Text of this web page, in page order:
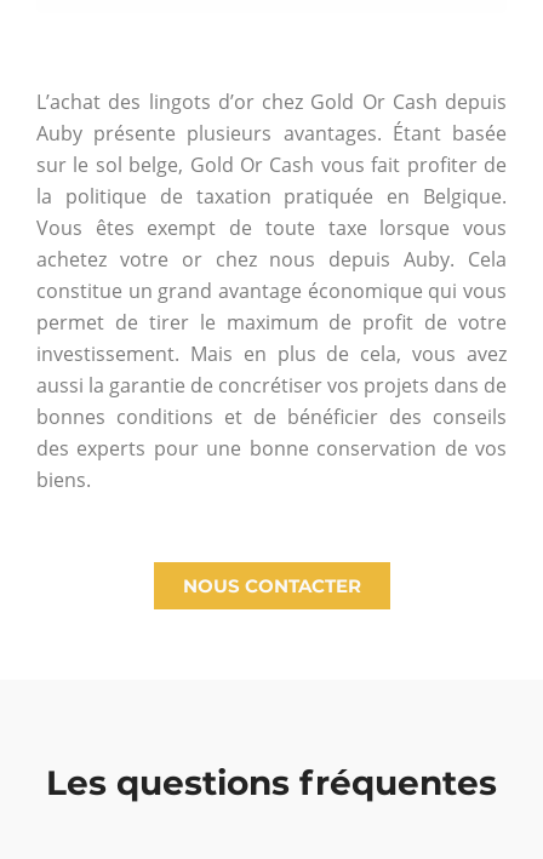
L’achat des lingots d’or chez Gold Or Cash depuis
Auby présente plusieurs avantages. Étant basée
sur le sol belge, Gold Or Cash vous fait profiter de
la politique de taxation pratiquée en Belgique.
Vous êtes exempt de toute taxe lorsque vous
achetez votre or chez nous depuis Auby. Cela
constitue un grand avantage économique qui vous
permet de tirer le maximum de profit de votre
investissement. Mais en plus de cela, vous avez
aussi la garantie de concrétiser vos projets dans de
bonnes conditions et de bénéficier des conseils
des experts pour une bonne conservation de vos
biens.
NOUS CONTACTER
Les questions fréquentes